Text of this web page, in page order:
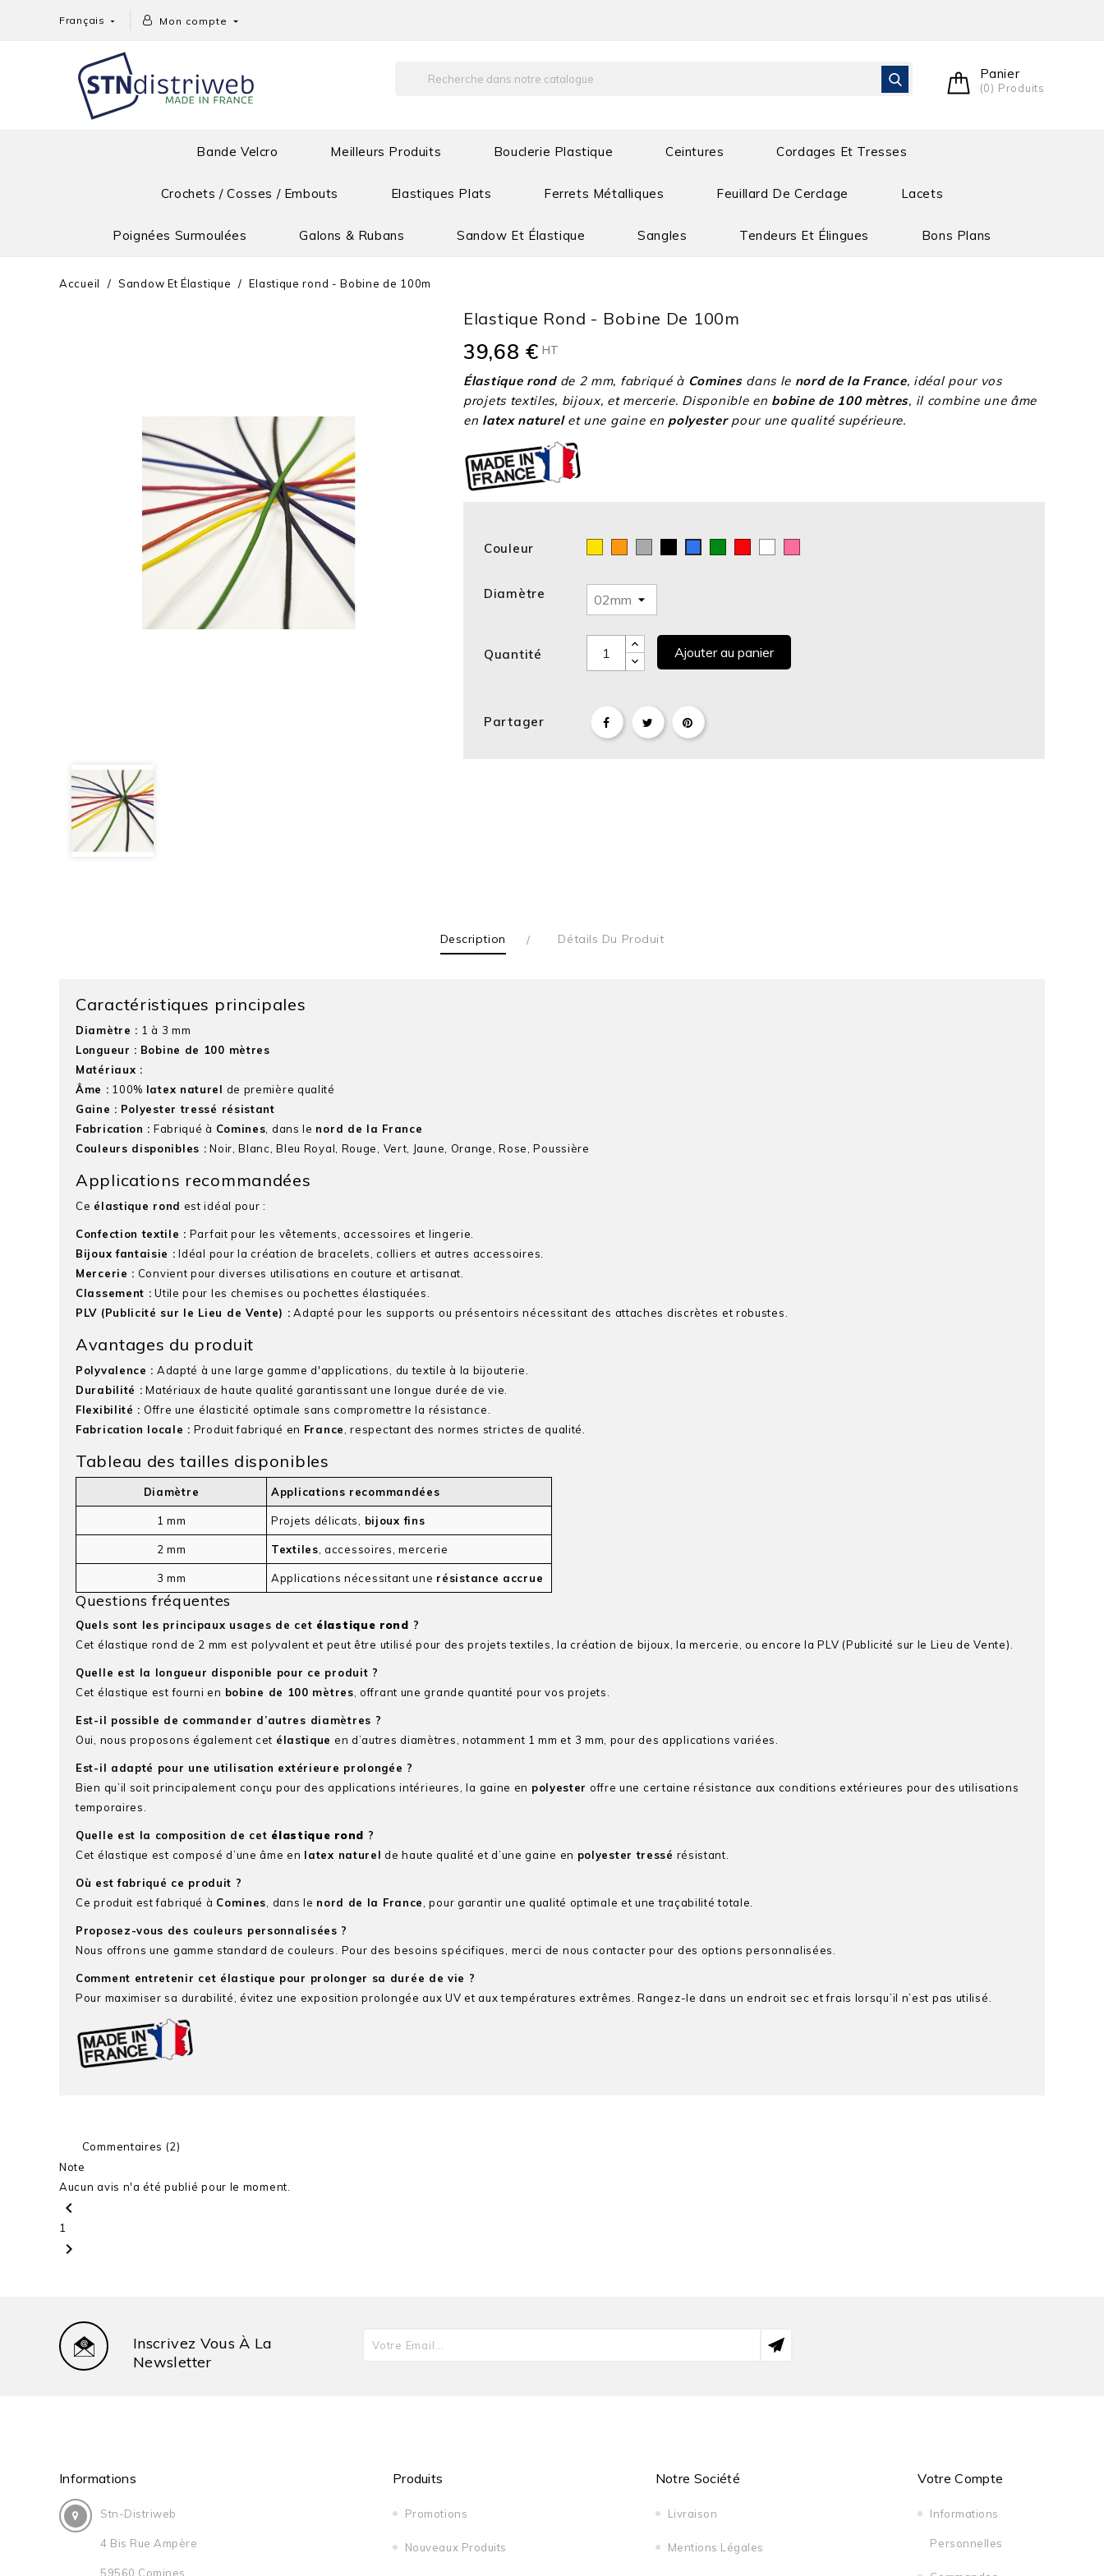
Français  Mon compte 
Panier
(0) Produits
Bande Velcro Meilleurs Produits Bouclerie Plastique Ceintures Cordages Et Tresses
Crochets / Cosses / Embouts Elastiques Plats Ferrets Métalliques Feuillard De Cerclage Lacets
Poignées Surmoulées Galons & Rubans Sandow Et Élastique Sangles Tendeurs Et Élingues Bons Plans
Accueil Sandow Et Élastique Elastique rond - Bobine de 100m
Elastique Rond - Bobine De 100m
39,68 € HT
Élastique rondde 2 mm, fabriqué à Cominesdans le nord de la France, idéal pour vos
projets textiles, bijoux, et mercerie. Disponible en bobine de 100 mètres, il combine une âme
en latex naturelet une gaine en polyesterpour une qualité supérieure.
Couleur
Diamètre
Quantité Ajouter au panier
Partager
Description Détails Du Produit
Caractéristiques principales
Diamètre : 1 à 3 mm
Longueur : Bobine de 100 mètres
Matériaux :
Âme : 100% latex naturel de première qualité
Gaine : Polyester tressé résistant
Fabrication : Fabriqué à Comines , dans le nord de la France
Couleurs disponibles : Noir, Blanc, Bleu Royal, Rouge, Vert, Jaune, Orange, Rose, Poussière
Applications recommandées
Ce élastique rond est idéal pour :
Confection textile : Parfait pour les vêtements, accessoires et lingerie.
Bijoux fantaisie : Idéal pour la création de bracelets, colliers et autres accessoires.
Mercerie : Convient pour diverses utilisations en couture et artisanat.
Classement : Utile pour les chemises ou pochettes élastiquées.
PLV (Publicité sur le Lieu de Vente) : Adapté pour les supports ou présentoirs nécessitant des attaches discrètes et robustes.
Avantages du produit
Polyvalence : Adapté à une large gamme d'applications, du textile à la bijouterie.
Durabilité : Matériaux de haute qualité garantissant une longue durée de vie.
Flexibilité : Offre une élasticité optimale sans compromettre la résistance.
Fabrication locale : Produit fabriqué en France , respectant des normes strictes de qualité.
Tableau des tailles disponibles
Diamètre Applications recommandées
1 mm Projets délicats, bijoux fins
2 mm Textiles , accessoires, mercerie
3 mm Applications nécessitant une résistance accrue
Questions fréquentes
Quels sont les principaux usages de cet élastique rond ?
Cet élastique rond de 2 mm est polyvalent et peut être utilisé pour des projets textiles, la création de bijoux, la mercerie, ou encore la PLV (Publicité sur le Lieu de Vente).
Quelle est la longueur disponible pour ce produit ?
Cet élastique est fourni en bobine de 100 mètres , offrant une grande quantité pour vos projets.
Est-il possible de commander d’autres diamètres ?
Oui, nous proposons également cet élastique en d’autres diamètres, notamment 1 mm et 3 mm, pour des applications variées.
Est-il adapté pour une utilisation extérieure prolongée ?
Bien qu’il soit principalement conçu pour des applications intérieures, la gaine en polyester offre une certaine résistance aux conditions extérieures pour des utilisations
temporaires.
Quelle est la composition de cet élastique rond ?
Cet élastique est composé d’une âme en latex naturel de haute qualité et d’une gaine en polyester tressé résistant.
Où est fabriqué ce produit ?
Ce produit est fabriqué à Comines , dans le nord de la France , pour garantir une qualité optimale et une traçabilité totale.
Proposez-vous des couleurs personnalisées ?
Nous offrons une gamme standard de couleurs. Pour des besoins spécifiques, merci de nous contacter pour des options personnalisées.
Comment entretenir cet élastique pour prolonger sa durée de vie ?
Pour maximiser sa durabilité, évitez une exposition prolongée aux UV et aux températures extrêmes. Rangez-le dans un endroit sec et frais lorsqu’il n’est pas utilisé.
Commentaires (2)
Note
Aucun avis n'a été publié pour le moment.
chevron_left
1
chevron_right
Inscrivez Vous À La
Newsletter
Informations
Stn-Distriweb
4 Bis Rue Ampère
59560 Comines
Produits
Promotions
Nouveaux Produits
Notre Société
Livraison
Mentions Légales
Votre Compte
Informations
Personnelles